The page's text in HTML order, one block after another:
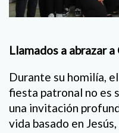
Llamados a abrazar
Durante su homilía,
fiesta patronal no es
una invitación
vida basado en